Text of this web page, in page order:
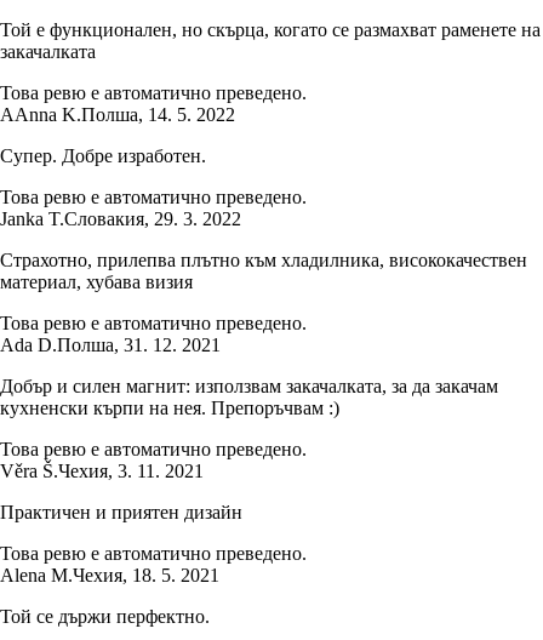
Той е функционален, но скърца, когато се размахват раменете на
закачалката
Това ревю е автоматично преведено.
AAnna K.Полша, 14. 5. 2022
Супер. Добре изработен.
Това ревю е автоматично преведено.
Janka T.Словакия, 29. 3. 2022
Страхотно, прилепва плътно към хладилника, висококачествен
материал, хубава визия
Това ревю е автоматично преведено.
Ada D.Полша, 31. 12. 2021
Добър и силен магнит: използвам закачалката, за да закачам
кухненски кърпи на нея. Препоръчвам :)
Това ревю е автоматично преведено.
Věra Š.Чехия, 3. 11. 2021
Практичен и приятен дизайн
Това ревю е автоматично преведено.
Alena M.Чехия, 18. 5. 2021
Той се държи перфектно.